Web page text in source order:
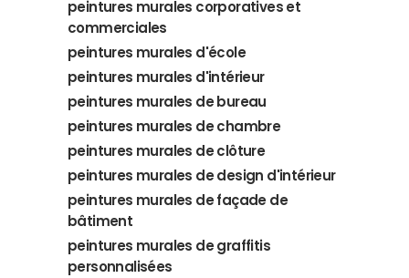
peintures murales corporatives et
commerciales
peintures murales d'école
peintures murales d'intérieur
peintures murales de bureau
peintures murales de chambre
peintures murales de clôture
peintures murales de design d'intérieur
peintures murales de façade de
bâtiment
peintures murales de graffitis
personnalisées